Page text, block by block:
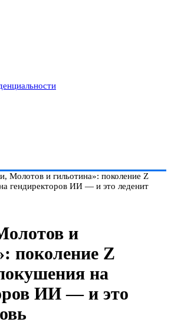
Молотов и гильотина»: поколение Z
гендиректоров ИИ — и это леденит
и
поколение Z
на
ИИ — и это